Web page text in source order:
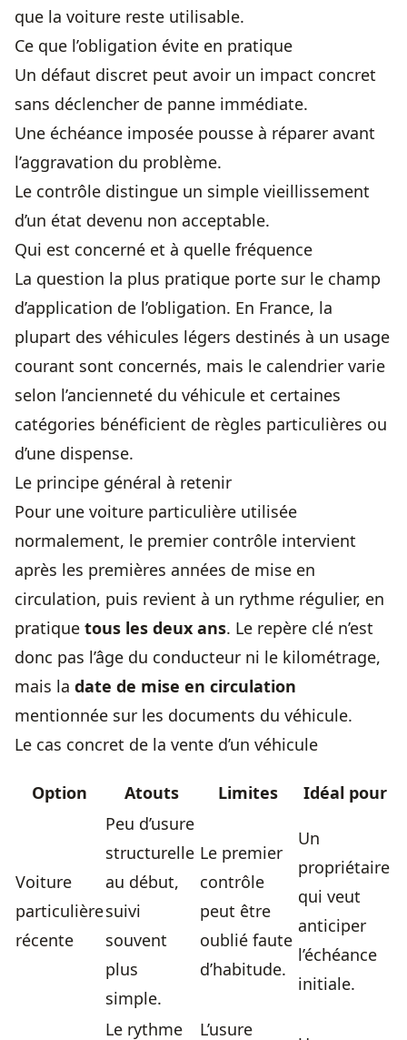
que la voiture reste utilisable.
Ce que l’obligation évite en pratique
Un défaut discret peut avoir un impact concret
sans déclencher de panne immédiate.
Une échéance imposée pousse à réparer avant
l’aggravation du problème.
Le contrôle distingue un simple vieillissement
d’un état devenu non acceptable.
Qui est concerné et à quelle fréquence
La question la plus pratique porte sur le champ
d’application de l’obligation. En France, la
plupart des véhicules légers destinés à un usage
courant sont concernés, mais le calendrier varie
selon l’ancienneté du véhicule et certaines
catégories bénéficient de règles particulières ou
d’une dispense.
Le principe général à retenir
Pour une voiture particulière utilisée
normalement, le premier contrôle intervient
après les premières années de mise en
circulation, puis revient à un rythme régulier, en
pratique tous les deux ans. Le repère clé n’est
donc pas l’âge du conducteur ni le kilométrage,
mais la date de mise en circulation
mentionnée sur les documents du véhicule.
Le cas concret de la vente d’un véhicule
Option Atouts Limites Idéal pour
Voiture
particulière
récente
Peu d’usure
structurelle
au début,
suivi
souvent
plus
simple.
Le premier
contrôle
peut être
oublié faute
d’habitude.
Un
propriétaire
qui veut
anticiper
l’échéance
initiale.
Le rythme L’usure